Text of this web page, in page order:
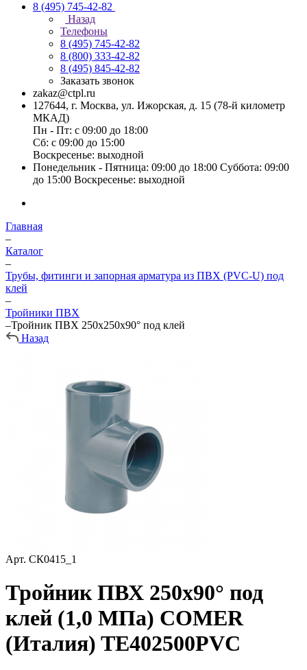
8 (495) 745-42-82
Назад
Телефоны
8 (495) 745-42-82
8 (800) 333-42-82
8 (495) 845-42-82
Заказать звонок
zakaz@ctpl.ru
127644, г. Москва, ул. Ижорская, д. 15 (78-й километр
МКАД)
Пн - Пт: с 09:00 до 18:00
Сб: с 09:00 до 15:00
Воскресенье: выходной
Понедельник - Пятница: 09:00 до 18:00 Суббота: 09:00
до 15:00 Воскресенье: выходной
Главная
–
Каталог
–
Трубы, фитинги и запорная арматура из ПВХ (PVC-U) под
клей
–
Тройники ПВХ
–Тройник ПВХ 250х250х90° под клей
Назад
Арт. СК0415_1
Тройник ПВХ 250х90° под
клей (1,0 МПа) COMER
(Италия) TE402500PVC